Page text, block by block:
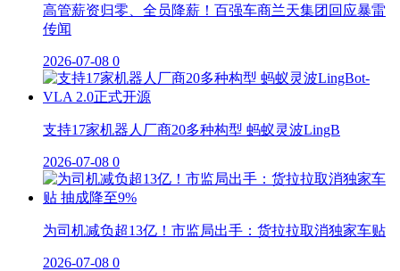
高管薪资归零、全员降薪！百强车商兰天集团回应暴雷
传闻
2026-07-08 0
支持17家机器人厂商20多种构型 蚂蚁灵波LingB
2026-07-08 0
为司机减负超13亿！市监局出手：货拉拉取消独家车贴
2026-07-08 0